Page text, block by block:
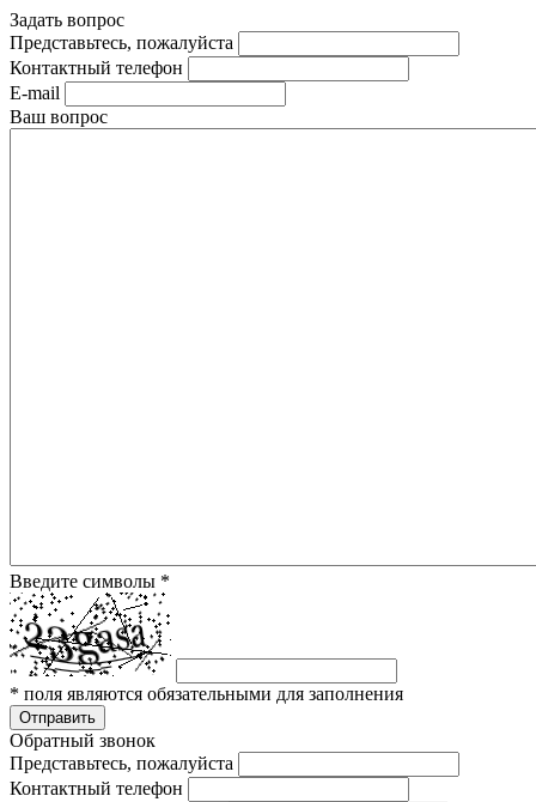
Задать вопрос
Представьтесь, пожалуйста
Контактный телефон
E-mail
Ваш вопрос
Введите символы *
* поля являются обязательными для заполнения
Отправить
Обратный звонок
Представьтесь, пожалуйста
Контактный телефон